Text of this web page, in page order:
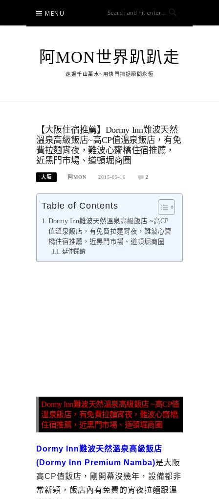
content
MENU
阿MON世界趴趴走
走遍千山萬水~用快門捕捉瞬間永恆
【大阪住宿推薦】Dormy Inn難波天然
溫泉高級飯店~高CP值溫泉飯店，有免
費拉麵宵夜，難波心齋橋住宿推薦，
近黑門市場、道頓堀商圈
大阪 阿MON 2015-05-16 2
Table of Contents
Dormy Inn難波天然溫泉高級飯店 ~高CP
值溫泉飯店，有免費拉麵宵夜，難波心齋
橋住宿推薦，近黑門市場、道頓堀商圈
延伸閱讀
Dormy Inn難波天然溫泉高級飯店 ~高CP值
溫泉飯店，有免費拉麵宵夜，難波心齋橋
住宿推薦，近黑門市場、道頓堀商圈
Dormy Inn難波天然溫泉高級飯店
(Dormy Inn Premium Namba)是大阪
高CP值飯店，剛開幕沒幾年，設備都非
常新穎，飯店內有免費的宵夜拉麵跟溫